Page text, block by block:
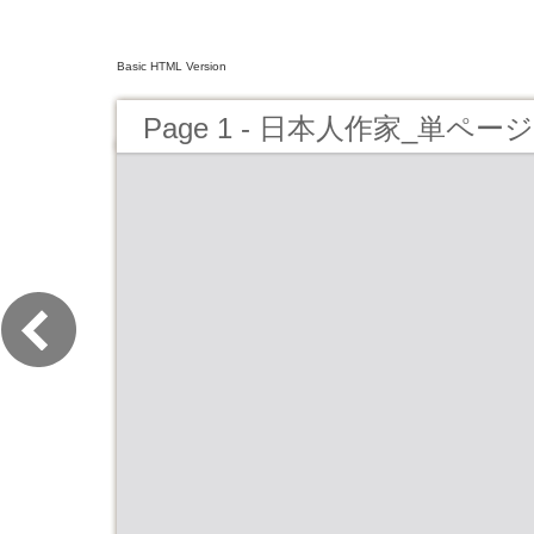
Basic HTML Version
Page 1 - 日本人作家_単ページ